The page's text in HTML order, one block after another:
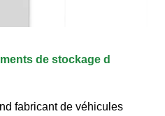
de stockage d
fabricant de véhicules